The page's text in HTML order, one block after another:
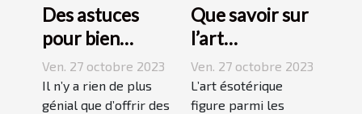
Des astuces
pour bien
réussir ses
sushis !
Ven. 27 octobre 2023
Il n’y a rien de plus
génial que d’offrir des
Que savoir sur
l’art
ésotérique ?
Ven. 27 octobre 2023
L’art ésotérique
figure parmi les